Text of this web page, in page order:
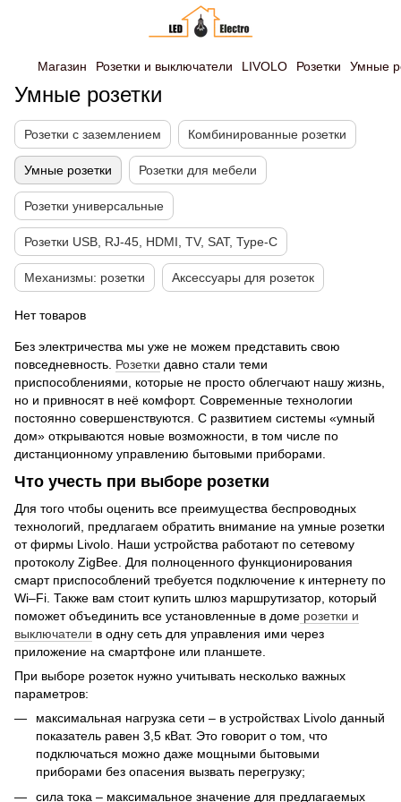
Магазин Розетки и выключатели LIVOLO Розетки Умные
Умные розетки
Розетки с заземлением Комбинированные розетки
Умные розетки Розетки для мебели
Розетки универсальные
Розетки USB, RJ-45, HDMI, TV, SAT, Type-C
Механизмы: розетки Аксессуары для розеток
Нет товаров
Без электричества мы уже не можем представить свою
повседневность. Розетки давно стали теми
приспособлениями, которые не просто облегчают нашу жизнь,
но и привносят в неё комфорт. Современные технологии
постоянно совершенствуются. С развитием системы «умный
дом» открываются новые возможности, в том числе по
дистанционному управлению бытовыми приборами.
Что учесть при выборе розетки
Для того чтобы оценить все преимущества беспроводных
технологий, предлагаем обратить внимание на умные розетки
от фирмы Livolo. Наши устройства работают по сетевому
протоколу ZigBee. Для полноценного функционирования
смарт приспособлений требуется подключение к интернету по
Wi–Fi. Также вам стоит купить шлюз маршрутизатор, который
поможет объединить все установленные в доме розетки и
выключатели в одну сеть для управления ими через
приложение на смартфоне или планшете.
При выборе розеток нужно учитывать несколько важных
параметров:
максимальная нагрузка сети – в устройствах Livolo данный
показатель равен 3,5 кВат. Это говорит о том, что
подключаться можно даже мощными бытовыми
приборами без опасения вызвать перегрузку;
сила тока – максимальное значение для предлагаемых